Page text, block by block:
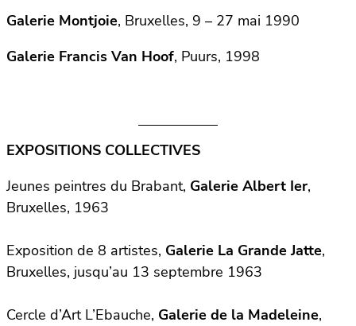
Galerie Montjoie, Bruxelles, 9 – 27 mai 1990
Galerie Francis Van Hoof, Puurs, 1998
EXPOSITIONS COLLECTIVES
Jeunes peintres du Brabant, Galerie Albert Ier,
Bruxelles, 1963
Exposition de 8 artistes, Galerie La Grande Jatte,
Bruxelles, jusqu’au 13 septembre 1963
Cercle d’Art L’Ebauche, Galerie de la Madeleine,